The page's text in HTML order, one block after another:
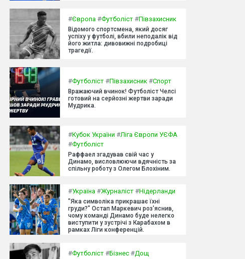
#Європа #Футболіст #Півзахисник
Відомого спортсмена, який досяг
успіху у футболі, вбили неподалік від
його житла: дивовижні подробиці
трагедії.
#Футболіст #Півзахисник #Спорт
Вражаючий вчинок! Футболіст Челсі
готовий на серйозні жертви заради
Мудрика.
#Кубок України #Ліга Європи УЄФА
#Футболіст
Раффаел згадував свій час у
Динамо, висловлюючи вдячність за
спільну роботу з Олегом Блохіним.
#Україна #Журналіст #Нідерланди
"Яка символіка прикрашає їхні
груди?" Остап Маркевич роз'яснив,
чому команді Динамо буде нелегко
виступити у зустрічі з Карабахом в
рамках Ліги конференцій.
#Футболіст #Бізнес #Дощ